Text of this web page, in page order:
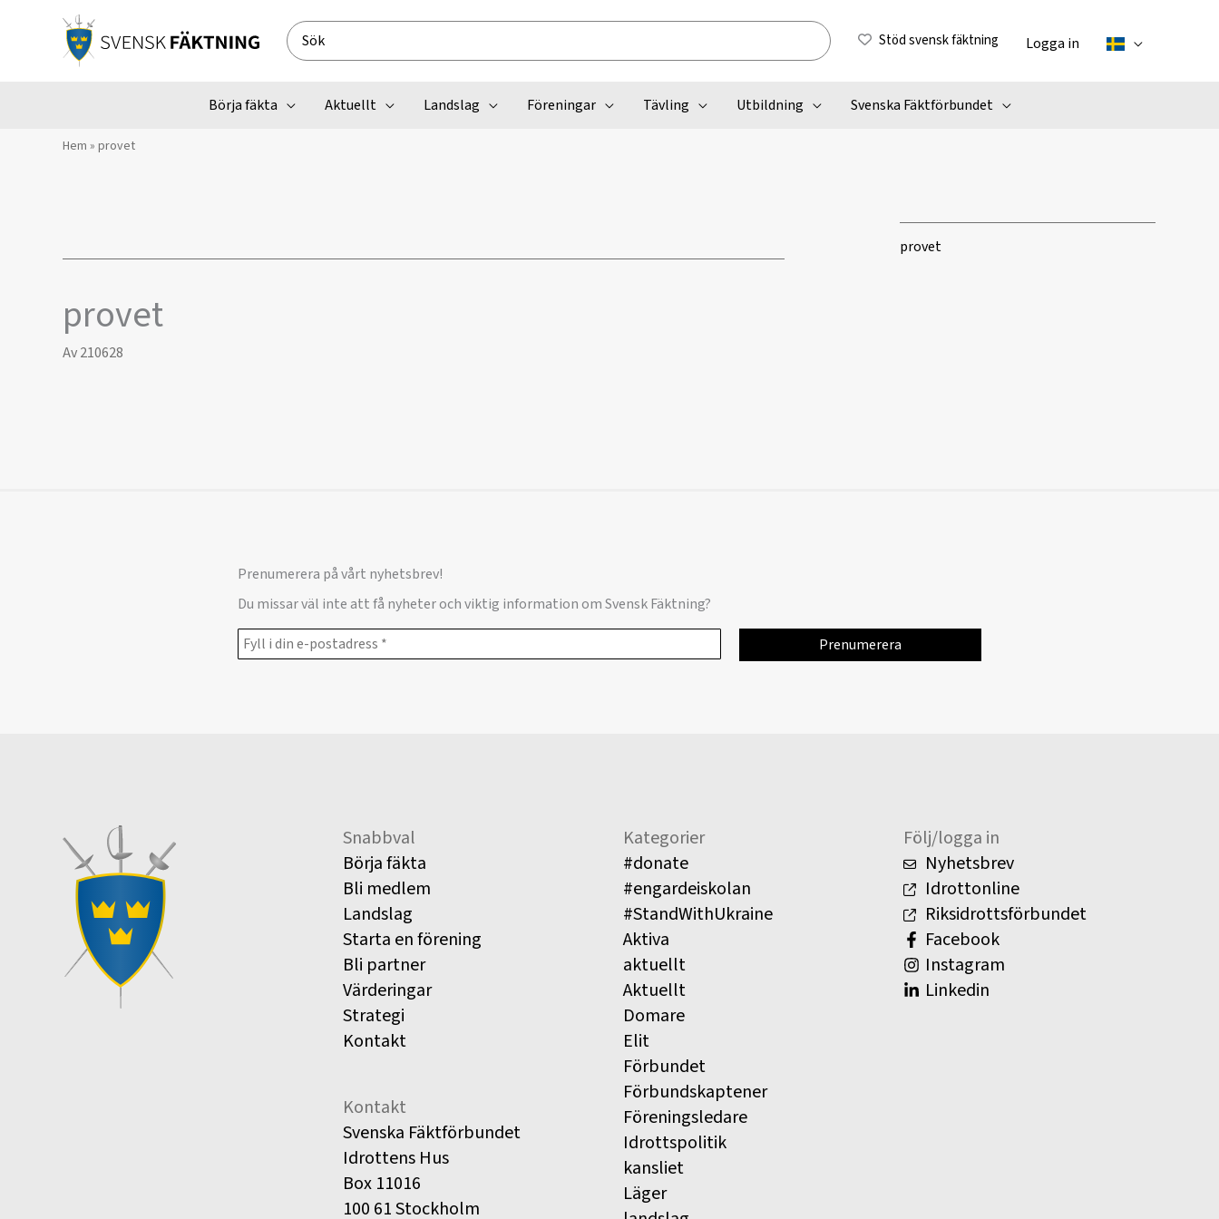
Search
for:
Stöd svensk fäktning Logga in
Börja fäkta Aktuellt Landslag Föreningar Tävling Utbildning Svenska Fäktförbundet
Hem » provet
provet
Av210628
provet
Prenumerera på vårt nyhetsbrev!
Du missar väl inte att få nyheter och viktig information om Svensk Fäktning?
Snabbval
Börja fäkta
Bli medlem
Landslag
Starta en förening
Bli partner
Värderingar
Strategi
Kontakt
Kontakt
Svenska Fäktförbundet
Idrottens Hus
Box 11016
100 61 Stockholm
Kategorier
#donate
#engardeiskolan
#StandWithUkraine
Aktiva
aktuellt
Aktuellt
Domare
Elit
Förbundet
Förbundskaptener
Föreningsledare
Idrottspolitik
kansliet
Läger
Följ/logga in
Nyhetsbrev
Idrottonline
Riksidrottsförbundet
Facebook
Instagram
Linkedin